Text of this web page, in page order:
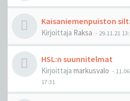
Kaisaniemenpuiston
Kirjoittaja Raksa - 29.11.21
HSL:n suunnitelmat
Kirjoittaja markusvalo -
17:31